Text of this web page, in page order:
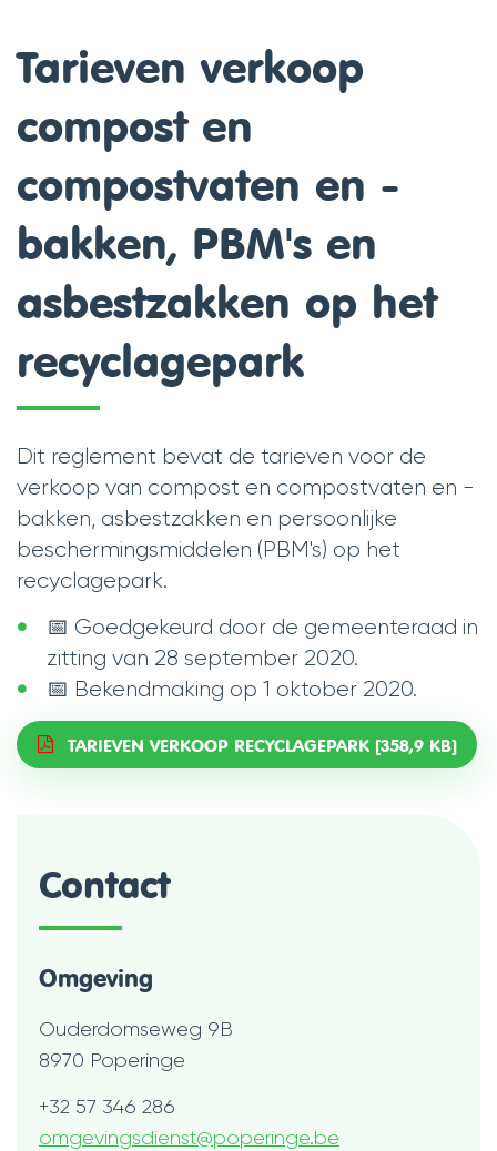
Tarieven verkoop
compost en
compostvaten en -
bakken, PBM's en
asbestzakken op het
recyclagepark
Dit reglement bevat de tarieven voor de
verkoop van compost en compostvaten en -
bakken, asbestzakken en persoonlijke
beschermingsmiddelen (PBM's) op het
recyclagepark.
📅 Goedgekeurd door de gemeenteraad in
zitting van 28 september 2020.
📅 Bekendmaking op 1 oktober 2020.
TARIEVEN VERKOOP RECYCLAGEPARK 358,9 KB
Contact
Omgeving
Adres
Ouderdomseweg 9B
,8970 Poperinge
Tel.
+32 57 346 286
E-
omgevingsdienst@poperinge.be